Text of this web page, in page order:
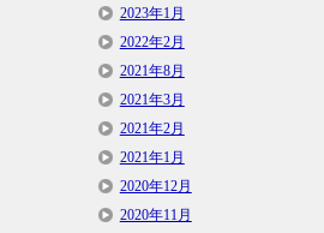
2023年1月
2022年2月
2021年8月
2021年3月
2021年2月
2021年1月
2020年12月
2020年11月